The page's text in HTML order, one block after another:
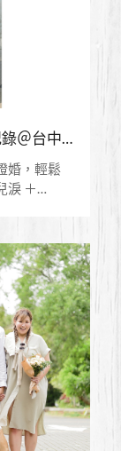
台中婚攝｜Li Wei ＆ Yi Chun｜婚禮紀錄＠台中林皇宮/戶外美式婚禮
婚，輕鬆
淚 ＋
Stylelist
多作品：